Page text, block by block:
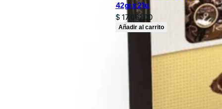
42gr x 21u
$17.061,00
Añadir al carrito